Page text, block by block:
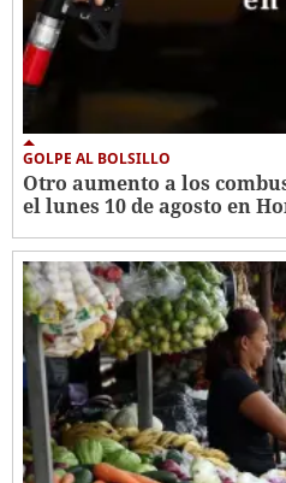
GOLPE AL BOLSILLO
Otro aumento a los
el lunes 10 de agosto en